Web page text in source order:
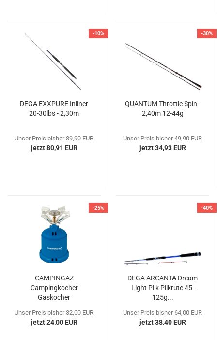
-10%
DEGA EXXPURE Inliner
20-30lbs - 2,30m
Unser Preis bisher 89,90 EUR
jetzt 80,91 EUR
-30%
QUANTUM Throttle Spin -
2,40m 12-44g
Unser Preis bisher 49,90 EUR
jetzt 34,93 EUR
-25%
CAMPINGAZ
Campingkocher
Gaskocher
Unser Preis bisher 32,00 EUR
jetzt 24,00 EUR
-40%
DEGA ARCANTA Dream
Light Pilk Pilkrute 45-
125g...
Unser Preis bisher 64,00 EUR
jetzt 38,40 EUR